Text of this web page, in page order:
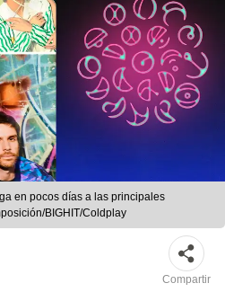
en pocos días a las principales
BIGHIT/Coldplay
Compartir